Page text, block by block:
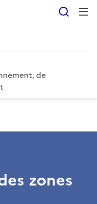
de
zones